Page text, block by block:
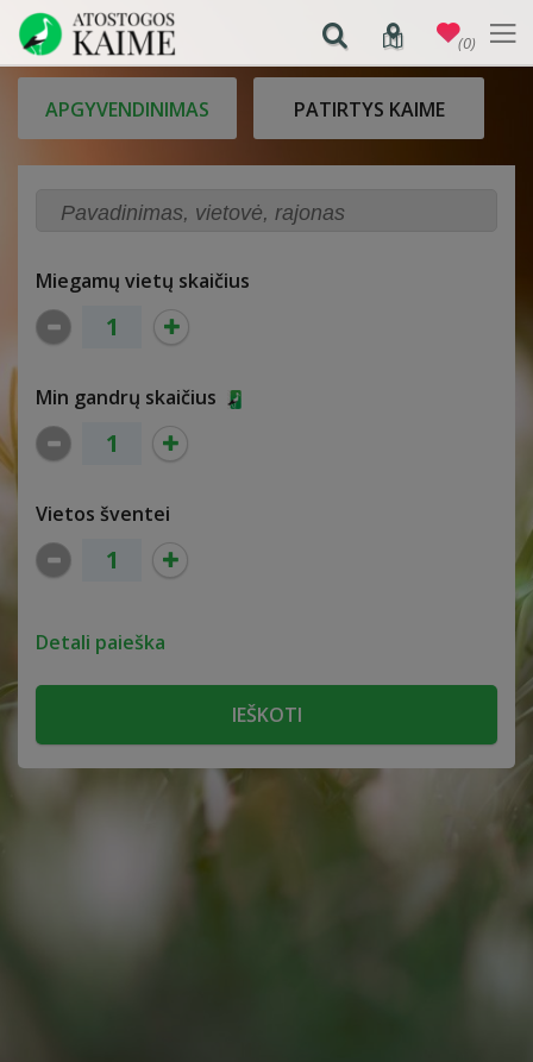
APGYVENDINIMAS PATIRTYS KAIME
Miegamų vietų skaičius
Min gandrų skaičius
Vietos šventei
Detali paieška
(0)